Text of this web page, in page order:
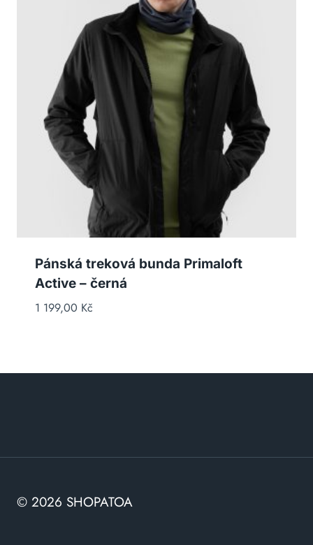
Pánská treková bunda Primaloft
Active – černá
1 199,00 Kč
© 2026 SHOPATOA